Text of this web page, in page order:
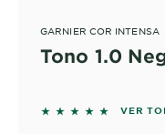
GARNIER COR INTENSA
Tono 1.0
5 out of 5 stars
VER